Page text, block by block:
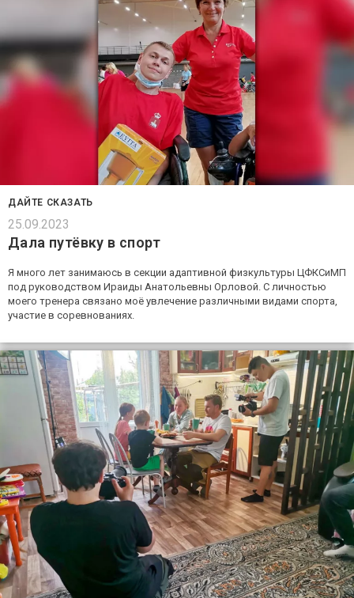
ДАЙТЕ СКАЗАТЬ
25.09.2023
Дала путёвку в спорт
Я много лет занимаюсь в секции адаптивной физкультуры ЦФКСиМП
под руководством Ираиды Анатольевны Орловой. С личностью
моего тренера связано моё увлечение различными видами спорта,
участие в соревнованиях.